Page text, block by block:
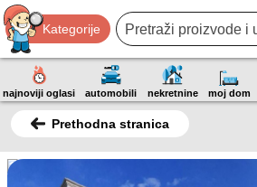
Kategorije
najnoviji oglasi automobili nekretnine moj dom
Prethodna stranica